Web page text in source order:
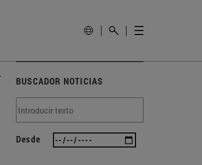
BUSCADOR NOTICIAS
Desde